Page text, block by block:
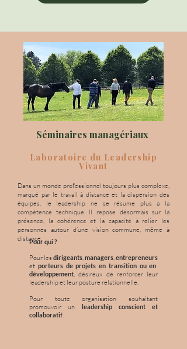
Séminaires managériaux
Laboratoire du Leadership
Vivant
Dans un monde professionnel toujours plus complexe,
marqué par le travail à distance et la dispersion des
équipes, le leadership ne se résume plus à la
compétence technique. Il repose désormais sur la
présence, la cohérence et la capacité à relier les
personnes autour d’une vision commune, même à
distance.Pour qui ?
Pour les dirigeants,managers,entrepreneurs
et porteurs de projets en transition ou en
développement, désireux de renforcer leur
leadership et leur posture relationnelle.
Pour toute organisation souhaitant
promouvoir un leadership conscient et
collaboratif.